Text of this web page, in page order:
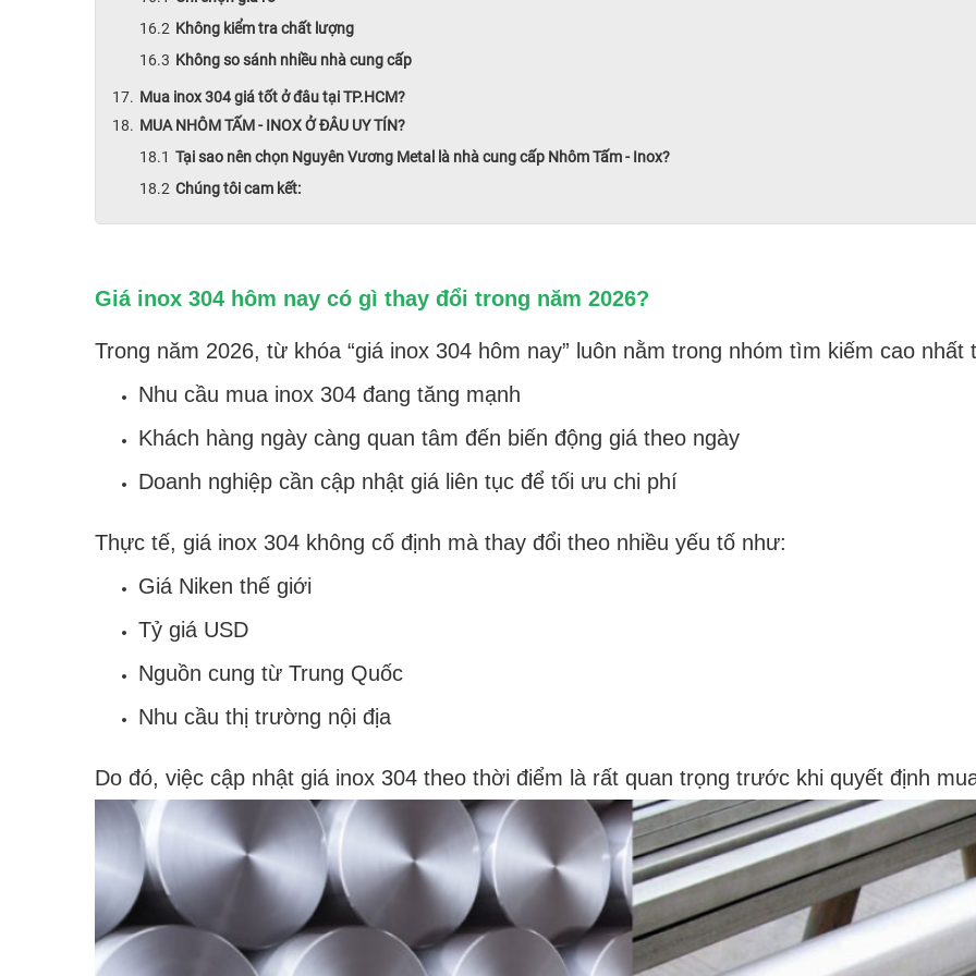
Không kiểm tra chất lượng
Không so sánh nhiều nhà cung cấp
Mua inox 304 giá tốt ở đâu tại TP.HCM?
MUA NHÔM TẤM - INOX Ở ĐÂU UY TÍN?
Tại sao nên chọn Nguyên Vương Metal là nhà cung cấp Nhôm Tấm - Inox?
Chúng tôi cam kết:
Giá inox 304 hôm nay có gì thay đổi trong năm 2026?
Trong năm 2026, từ khóa “giá inox 304 hôm nay” luôn nằm trong nhóm tìm kiếm cao
Nhu cầu mua inox 304 đang tăng mạnh
Khách hàng ngày càng quan tâm đến biến động giá theo ngày
Doanh nghiệp cần cập nhật giá liên tục để tối ưu chi phí
Thực tế, giá inox 304 không cố định mà thay đổi theo nhiều yếu tố như:
Giá Niken thế giới
Tỷ giá USD
Nguồn cung từ Trung Quốc
Nhu cầu thị trường nội địa
Do đó, việc cập nhật giá inox 304 theo thời điểm là rất quan trọng trước khi quyết định